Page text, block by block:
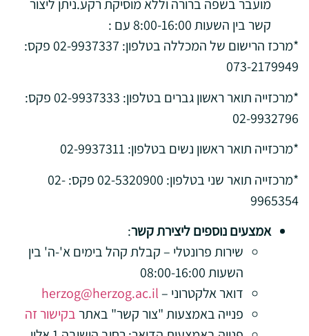
מועבר בשפה ברורה וללא מוסיקת רקע.ניתן ליצור
קשר בין השעות 8:00-16:00 עם :
*מרכז הרישום של המכללה בטלפון: 02-9937337 פקס:
073-2179949
*מרכזייה תואר ראשון גברים בטלפון: 02-9937333 פקס:
02-9932796
*מרכזייה תואר ראשון נשים בטלפון: 02-9937311
*מרכזייה תואר שני בטלפון: 02-5320900 פקס: 02-
9965354
אמצעים נוספים ליצירת קשר:
שירות פרונטלי – קבלת קהל בימים א'-ה' בין
השעות 08:00-16:00
דואר אלקטרוני –
פנייה באמצעות "צור קשר" באתרבקישור זה